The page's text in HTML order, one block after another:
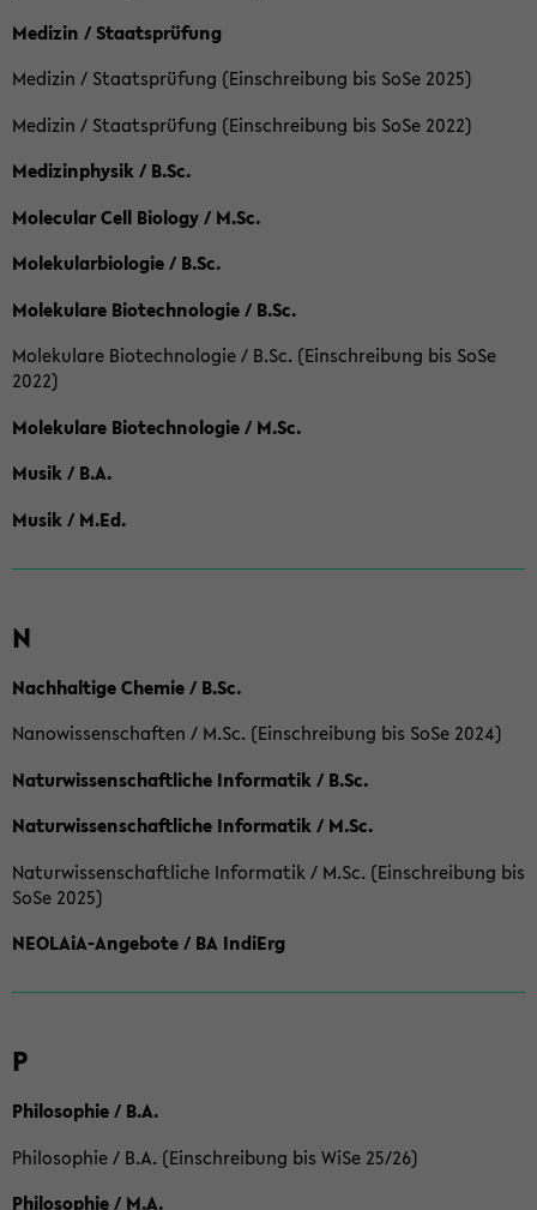
Medizin / Staatsprüfung
Medizin / Staatsprüfung (Einschreibung bis SoSe 2025)
Medizin / Staatsprüfung (Einschreibung bis SoSe 2022)
Medizinphysik / B.Sc.
Molecular Cell Biology / M.Sc.
Molekularbiologie / B.Sc.
Molekulare Biotechnologie / B.Sc.
Molekulare Biotechnologie / B.Sc. (Einschreibung bis SoSe
2022)
Molekulare Biotechnologie / M.Sc.
Musik / B.A.
Musik / M.Ed.
N
Nachhaltige Chemie / B.Sc.
Nanowissenschaften / M.Sc. (Einschreibung bis SoSe 2024)
Naturwissenschaftliche Informatik / B.Sc.
Naturwissenschaftliche Informatik / M.Sc.
Naturwissenschaftliche Informatik / M.Sc. (Einschreibung bis
SoSe 2025)
NEOLAiA-Angebote / BA IndiErg
P
Philosophie / B.A.
Philosophie / B.A. (Einschreibung bis WiSe 25/26)
Philosophie / M.A.